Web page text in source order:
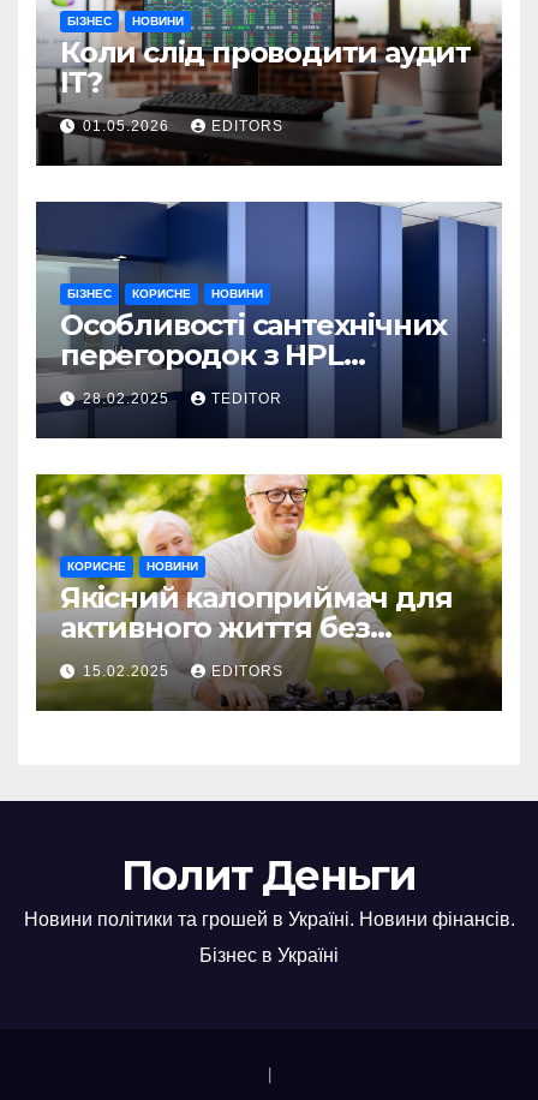
БІЗНЕС НОВИНИ
Коли слід проводити аудит
ІТ?
01.05.2026 EDITORS
БІЗНЕС КОРИСНЕ НОВИНИ
Особливості сантехнічних
перегородок з HPL
пластику та полікарбонату
28.02.2025 TEDITOR
КОРИСНЕ НОВИНИ
Якісний калоприймач для
активного життя без
обмежень
15.02.2025 EDITORS
Полит Деньги
Новини політики та грошей в Україні. Новини фінансів.
Бізнес в Україні